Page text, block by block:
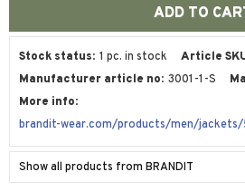
Stock status 1 pc. in stock Article
Manufacturer article no 3001-1-S
More info
brandit-wear.com/products/men/
Show all products from BRANDIT